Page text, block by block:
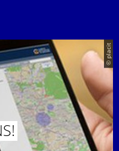
© placit